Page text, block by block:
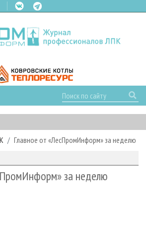
Главное от «ЛесПромИнформ» за неделю
за неделю